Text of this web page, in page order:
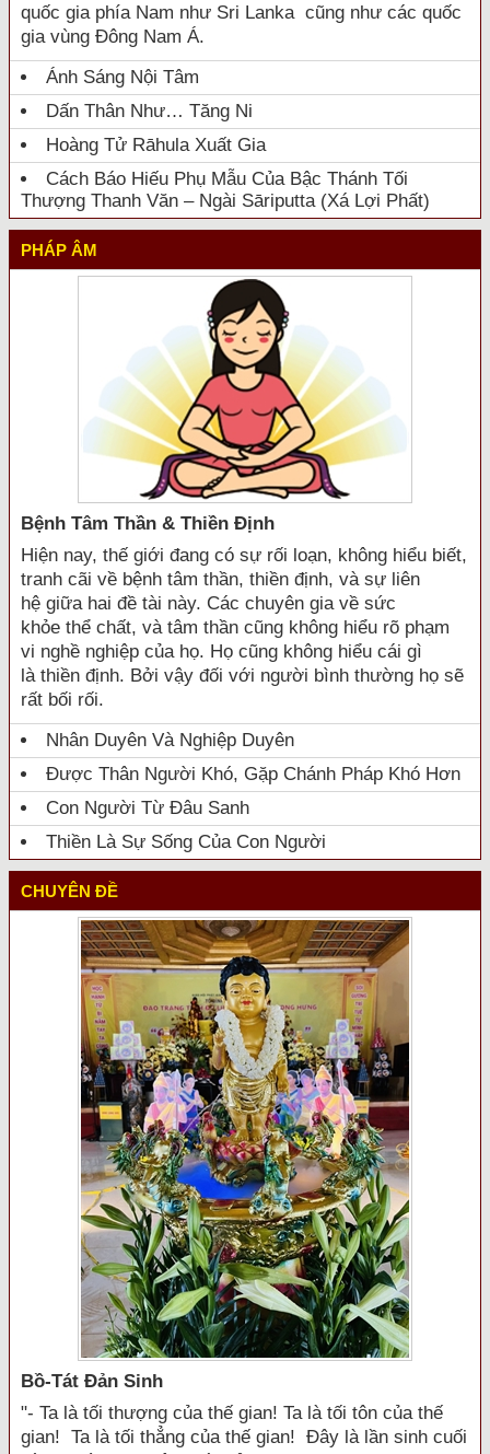
quốc gia phía Nam như Sri Lanka cũng như các quốc
gia vùng Đông Nam Á.
Ánh Sáng Nội Tâm
Dấn Thân Như… Tăng Ni
Hoàng Tử Rāhula Xuất Gia
Cách Báo Hiếu Phụ Mẫu Của Bậc Thánh Tối
Thượng Thanh Văn – Ngài Sāriputta (Xá Lợi Phất)
PHÁP ÂM
Bệnh Tâm Thần & Thiền Định
Hiện nay, thế giới đang có sự rối loạn, không hiểu biết,
tranh cãi về bệnh tâm thần, thiền định, và sự liên
hệ giữa hai đề tài này. Các chuyên gia về sức
khỏe thể chất, và tâm thần cũng không hiểu rõ phạm
vi nghề nghiệp của họ. Họ cũng không hiểu cái gì
là thiền định. Bởi vậy đối với người bình thường họ sẽ
rất bối rối.
Nhân Duyên Và Nghiệp Duyên
Được Thân Người Khó, Gặp Chánh Pháp Khó Hơn
Con Người Từ Đâu Sanh
Thiền Là Sự Sống Của Con Người
CHUYÊN ĐỀ
Bồ-Tát Đản Sinh
"- Ta là tối thượng của thế gian! Ta là tối tôn của thế
gian! Ta là tối thẳng của thế gian! Đây là lần sinh cuối